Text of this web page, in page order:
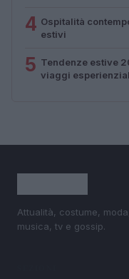
4 Ospitalità
estivi
5 Tendenze estive
viaggi
Attualità, costume,
musica, tv e gossip.